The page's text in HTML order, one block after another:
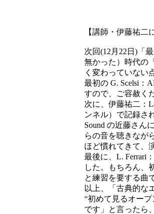
【講師・伊藤祐二
次回(12月22日)「
無かった）時代の
く変わっていない
最初の G. Scelsi：
すので、ご容赦く
次に、伊藤祐二：
ンネル）で記録さ
Sound の近藤さん
らの音を聴きなが
ほど慣れてきて、
最後に、L. Ferrari
した。もちろん、
と練習を要する曲
以上、「古典的な
“初めて見るオー
です」と言ったら